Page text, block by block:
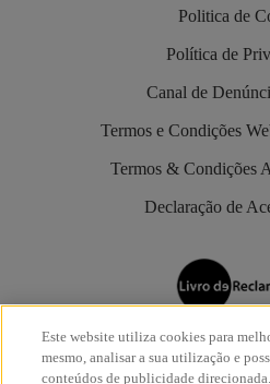
Politica de
Política de
Canal de
Termos e Condições
Termos & Condições
Declaração de
Os restaurantes McDonald’s
Reclamações
Este website utiliza cookies para
mesmo, analisar a sua utilização e
conteúdos de publicidade